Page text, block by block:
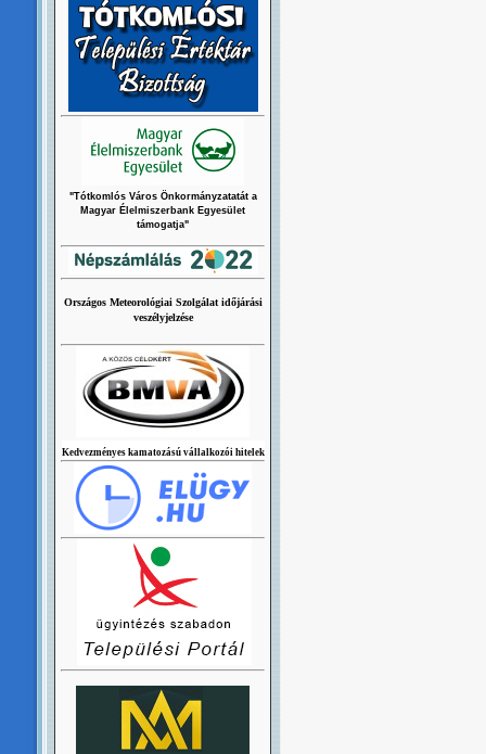
"Tótkomlós Város Önkormányzatatát a
Magyar Élelmiszerbank Egyesület
támogatja"
Országos Meteorológiai Szolgálat időjárási
veszélyjelzése
Kedvezményes kamatozású vállalkozói hitelek